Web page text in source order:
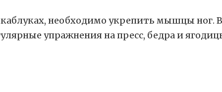
каблуках, необходимо укрепить мышцы
упражнения на пресс, бедра и